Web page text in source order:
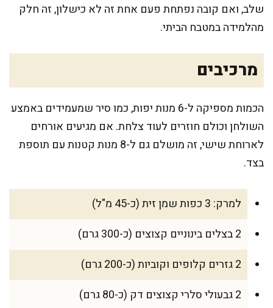
שלב, ואם קובה נפתחת פעם אחת זה לא כישלון, זה חלק
מהלמידה במטבח הביתי.
מרכיבים
הכמות מספיקה ל-6 מנות יפות, כמו סיר שמעמידים באמצע
השולחן וכולם חוזרים לעוד צלחת. אם מגיעים אורחים
לארוחת שישי, זה מושלם גם ל-8 מנות קטנות עם תוספת
בצד.
למרק: 3 כפות שמן זית (כ-45 מ"ל)
2 בצלים בינוניים קצוצים (כ-300 גרם)
2 גזרים קלופים וקוביות (כ-200 גרם)
2 גבעולי סלרי קצוצים דק (כ-80 גרם)